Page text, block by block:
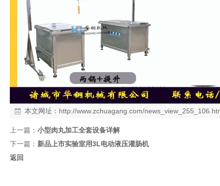
本文网址： http://www.zchuagang.com/
上一篇： 小型肉丸加工全套设备详解
下一篇： 新品上市实验室用3L电动液压灌肠机
返回